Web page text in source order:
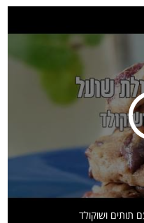
תותים ושוקולד